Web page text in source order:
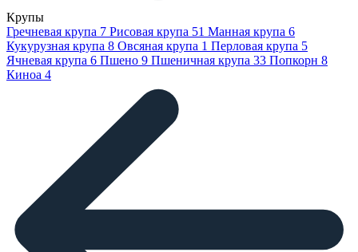
Крупы
Гречневая крупа 7 Рисовая крупа 51 Манная крупа 6
Кукурузная крупа 8 Овсяная крупа 1 Перловая крупа 5
Ячневая крупа 6 Пшено 9 Пшеничная крупа 33 Попкорн 8
Киноа 4